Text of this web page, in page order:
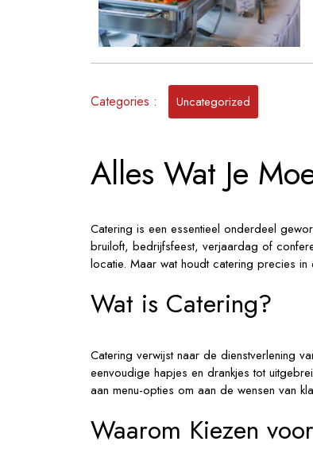
Categories : Uncategorized
Alles Wat Je
Catering is een essentieel onderdeel
bruiloft, bedrijfsfeest, verjaardag of
locatie. Maar wat houdt catering precies
Wat is Catering?
Catering verwijst naar de dienstverlening
eenvoudige hapjes en drankjes tot
aan menu-opties om aan de wensen van
Waarom Kiezen